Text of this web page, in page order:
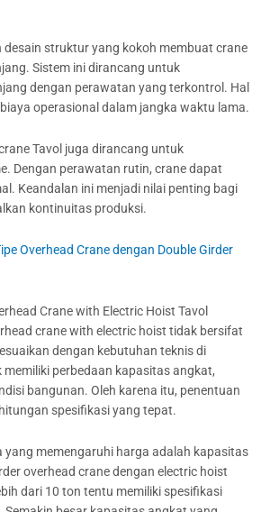
struktur yang kokoh membuat crane
Sistem ini dirancang untuk
dengan perawatan yang terkontrol. Hal
operasional dalam jangka waktu lama.
Tavol juga dirancang untuk
Dengan perawatan rutin, crane dapat
Keandalan ini menjadi nilai penting bagi
kontinuitas produksi.
Overhead Crane dengan Double Girder
Crane with Electric Hoist Tavol
crane with electric hoist tidak bersifat
dengan kebutuhan teknis di
memiliki perbedaan kapasitas angkat,
bangunan. Oleh karena itu, penentuan
spesifikasi yang tepat.
memengaruhi harga adalah kapasitas
overhead crane dengan electric hoist
dari 10 ton tentu memiliki spesifikasi